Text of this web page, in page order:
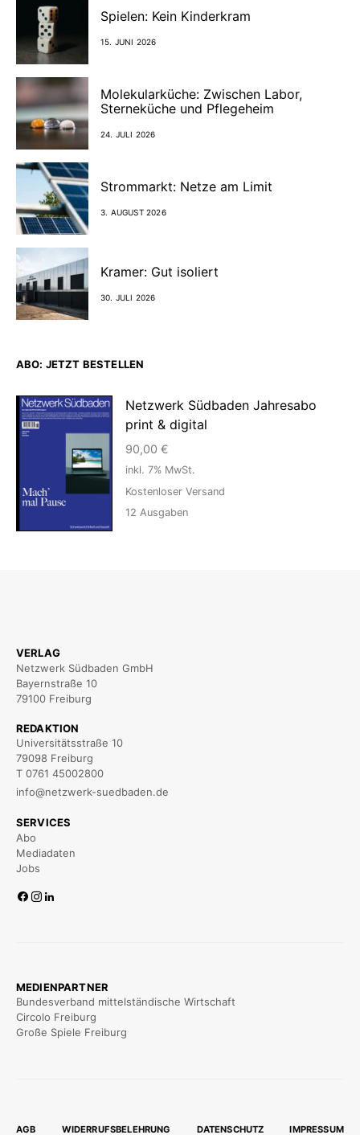
Spielen: Kein Kinderkram
15. JUNI 2026
Molekularküche: Zwischen Labor,
Sterneküche und Pflegeheim
24. JULI 2026
Strommarkt: Netze am Limit
3. AUGUST 2026
Kramer: Gut isoliert
30. JULI 2026
ABO: JETZT BESTELLEN
Netzwerk Südbaden Jahresabo
print & digital
90,00 €
inkl. 7% MwSt.
Kostenloser Versand
12 Ausgaben
VERLAG
Netzwerk Südbaden GmbH
Bayernstraße 10
79100 Freiburg
REDAKTION
Universitätsstraße 10
79098 Freiburg
T 0761 45002800
info@netzwerk-suedbaden.de
SERVICES
Abo
Mediadaten
Jobs
MEDIENPARTNER
Bundesverband mittelständische Wirtschaft
Circolo Freiburg
Große Spiele Freiburg
AGB WIDERRUFSBELEHRUNG DATENSCHUTZ IMPRESSUM